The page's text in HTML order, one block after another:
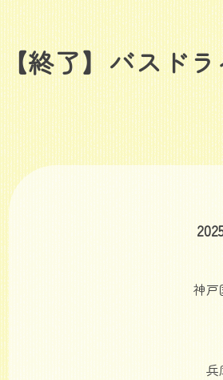
【終了】バスド
神戸
兵